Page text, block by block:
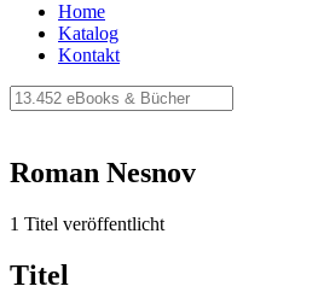
Home
Katalog
Kontakt
Roman Nesnov
1 Titel veröffentlicht
Titel